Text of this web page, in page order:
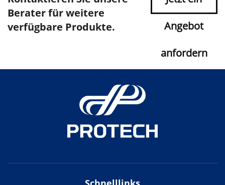
Berater für weitere
verfügbare Produkte.
Angebot
anfordern